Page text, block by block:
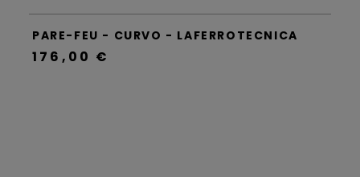
PARE-FEU - CURVO - LAFERROTECNICA
176,00 €